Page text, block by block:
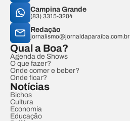
Campina Grande
(83) 3315-3204
Redação
jornalismo@jornaldaparaiba.com.br
Qual a Boa?
Agenda de Shows
O que fazer?
Onde comer e beber?
Onde ficar?
Notícias
Bichos
Cultura
Economia
Educação